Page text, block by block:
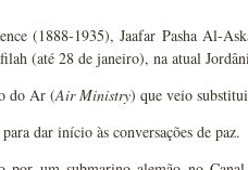
(1888-1935), Jaafar Pasha Al-
(até 28 de janeiro), na atual
do Ar (Air Ministry) que veio
dar início às conversações de paz.